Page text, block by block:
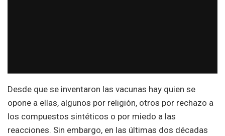
Desde que se inventaron las vacunas hay quien se
opone a ellas, algunos por religión, otros por rechazo a
los compuestos sintéticos o por miedo a las
reacciones. Sin embargo, en las últimas dos décadas